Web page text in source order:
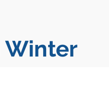
Winter